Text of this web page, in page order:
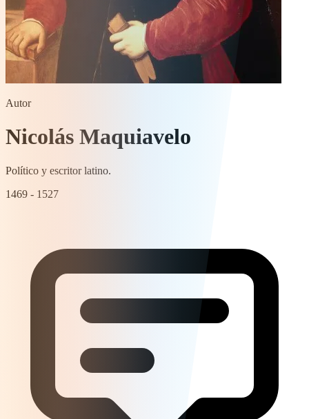
Autor
Nicolás Maquiavelo
Político y escritor latino.
1469 - 1527